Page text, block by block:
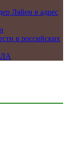
Ляйен в адрес
в российских